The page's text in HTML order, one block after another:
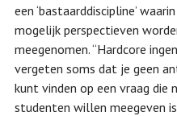
een ‘bastaarddiscipline’
mogelijk perspectieven
meegenomen. “Hardcore
vergeten soms dat je geen
kunt vinden op een vraag die
studenten willen meegeven